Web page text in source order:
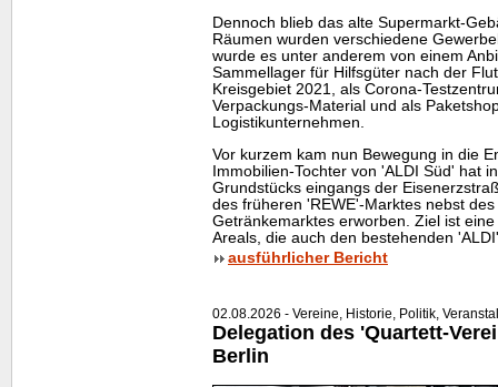
Dennoch blieb das alte Supermarkt-
Räumen wurden verschiedene
wurde es unter anderem von einem
Sammellager für Hilfsgüter nach der
Kreisgebiet 2021, als Corona-
Verpackungs-Material und als
Logistikunternehmen.
Vor kurzem kam nun Bewegung in die
Immobilien-Tochter von 'ALDI Süd' hat
Grundstücks eingangs der
des früheren 'REWE'-Marktes nebst
Getränkemarktes erworben. Ziel ist
Areals, die auch den bestehenden
ausführlicher Bericht
02.08.2026 - Vereine, Historie, Politik,
Delegation des 'Quartett-
Berlin